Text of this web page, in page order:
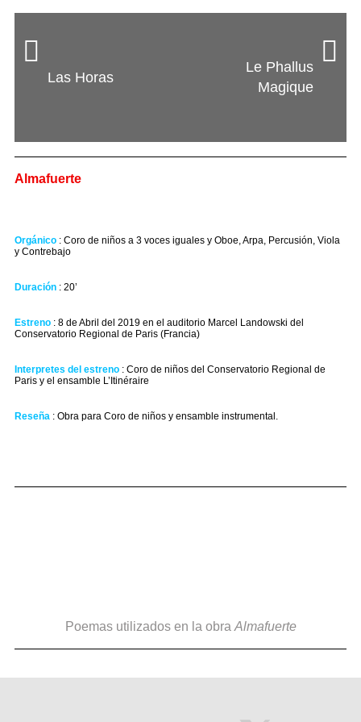
Las Horas
Le Phallus
Magique
Almafuerte
Orgánico : Coro de niños a 3 voces iguales y Oboe, Arpa, Percusión, Viola
y Contrebajo
Duración : 20’
Estreno : 8 de Abril del 2019 en el auditorio Marcel Landowski del
Conservatorio Regional de Paris (Francia)
Interpretes del estreno : Coro de niños del Conservatorio Regional de
Paris y el ensamble L’Itinéraire
Reseña : Obra para Coro de niños y ensamble instrumental.
Poemas utilizados en la obra Almafuerte